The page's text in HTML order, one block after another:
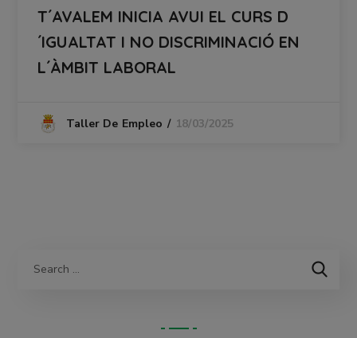
T´AVALEM INICIA AVUI EL CURS D
´IGUALTAT I NO DISCRIMINACIÓ EN
L´ÀMBIT LABORAL
Taller De Empleo 18/03/2025